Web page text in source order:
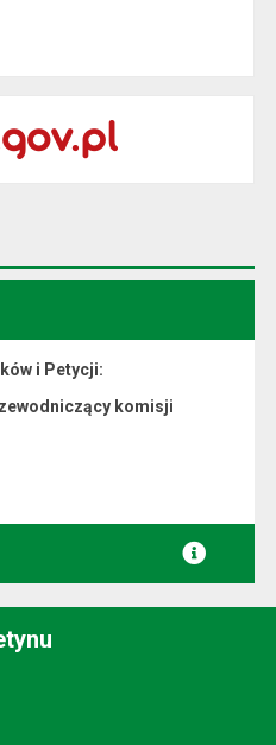
i Petycji:
komisji